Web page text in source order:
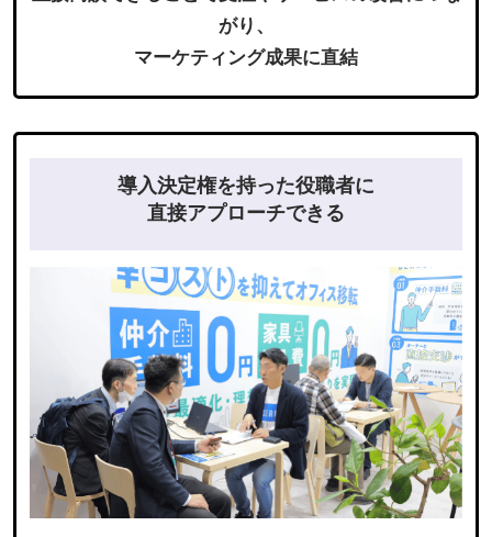
がり、
マーケティング成果に直結
導入決定権を持った役職者に
直接アプローチできる